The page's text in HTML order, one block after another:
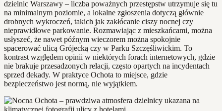
dzielnic Warszawy – liczba poważnych przestępstw utrzymuje się tu
na minimalnym poziomie, a lokalne zgłoszenia dotyczą głównie
drobnych wykroczeń, takich jak zakłócanie ciszy nocnej czy
nieprawidłowe parkowanie. Rozmawiając z mieszkańcami, można
usłyszeć, że nawet późnym wieczorem można spokojnie
spacerować ulicą Grójecką czy w Parku Szczęśliwickim. To
kontrast względem opinii w niektórych forach internetowych, gdzie
nie brakuje przesadzonych relacji, często opartych na incydentach
sprzed dekady. W praktyce Ochota to miejsce, gdzie
bezpieczeństwo jest normą, nie wyjątkiem.